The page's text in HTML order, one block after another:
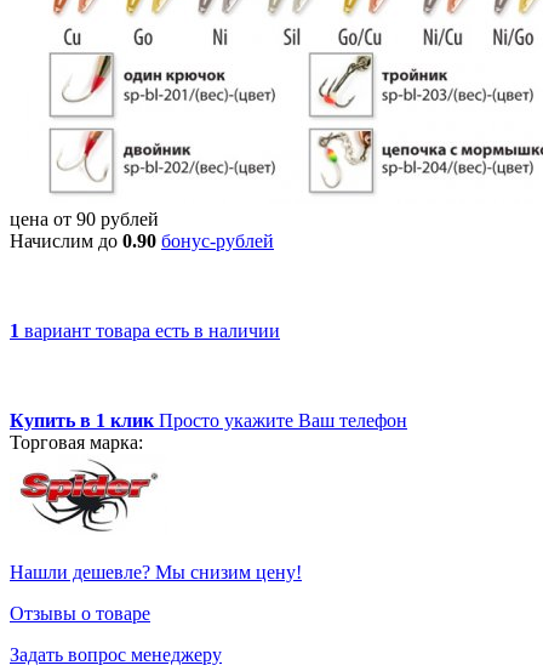
цена от 90 рублей
Начислим до 0.90 бонус-рублей
1 вариант товара есть в наличии
Купить в 1 клик Просто укажите Ваш телефон
Торговая марка:
Нашли дешевле? Мы снизим цену!
Отзывы о товаре
Задать вопрос менеджеру